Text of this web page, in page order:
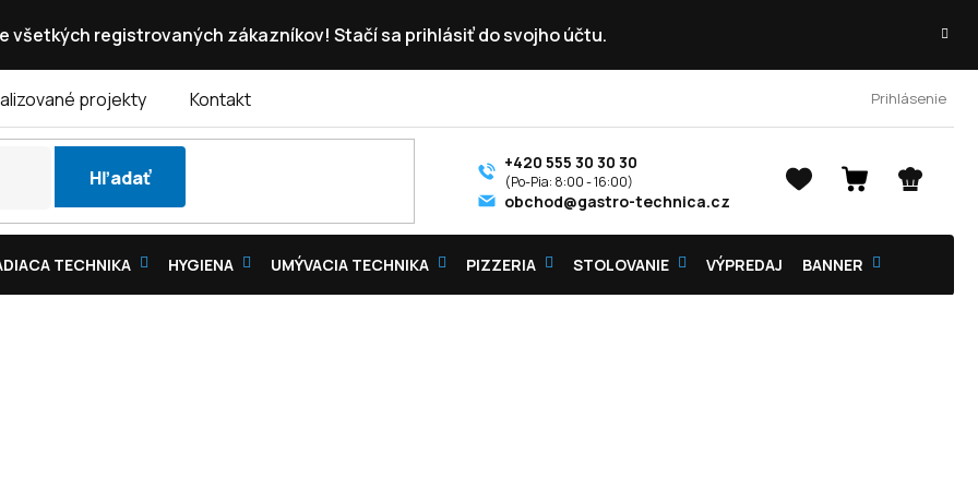
všetkých registrovaných zákazníkov! Stačí sa prihlásiť do svojho účtu.
projekty Kontakt Prihlásenie
Hľadať
NÁKUPNÝ
+420 555 30 30 30
obchod@gastro-technica.cz
TECHNIKA HYGIENA UMÝVACIA TECHNIKA PIZZERIA STOLOVANIE VÝPREDAJ BANNER